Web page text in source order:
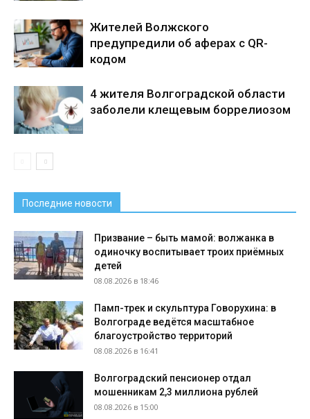
Жителей Волжского
предупредили об аферах с QR-
кодом
4 жителя Волгоградской области
заболели клещевым боррелиозом
Последние новости
Призвание – быть мамой: волжанка в
одиночку воспитывает троих приёмных
детей
08.08.2026 в 18:46
Памп-трек и скульптура Говорухина: в
Волгограде ведётся масштабное
благоустройство территорий
08.08.2026 в 16:41
Волгоградский пенсионер отдал
мошенникам 2,3 миллиона рублей
08.08.2026 в 15:00